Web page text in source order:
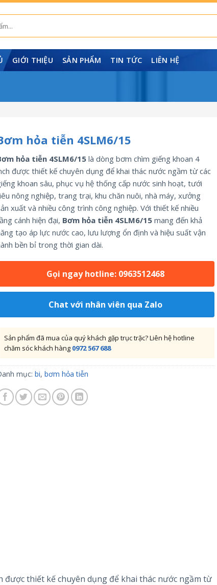
GIỚI THIỆU SẢN PHẨM TIN TỨC LIÊN HỆ
hỏa tiễn 4SLM6/15
hỏa tiễn 4SLM6/15là dòng bơm chìm giếng khoan 4
được thiết kế chuyên dụng để khai thác nước ngầm từ các
khoan sâu, phục vụ hệ thống cấp nước sinh hoạt, tưới
nông nghiệp, trang trại, khu chăn nuôi, nhà máy, xưởng
xuất và nhiều công trình công nghiệp. Với thiết kế nhiều
cánh hiện đại, Bơm hỏa tiễn 4SLM6/15mang đến khả
tạo áp lực nước cao, lưu lượng ổn định và hiệu suất vận
bền bỉ trong thời gian dài.
Gọi ngay hotline: 0963512468
Chat với nhân viên qua Zalo
Sản phẩm đã mua của quý khách gặp trục trặc? Liên hệ hotline
chăm sóc khách hàng 0972 567 688
mục: bi, bơm hỏa tiễn
được thiết kế chuyên dụng để khai thác nước ngầm từ